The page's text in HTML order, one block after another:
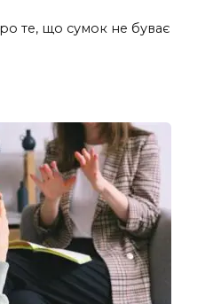
те, що сумок не буває